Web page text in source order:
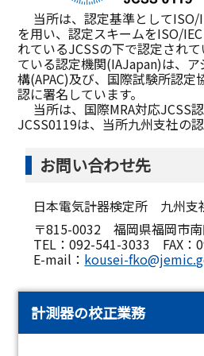
当所は、認定基準として
を用い、認定スキームをISO/
れているJCSSの下で認定され
ている認定機関(IAJapan)は、
構(APAC)及び、国際試験所認定
認に署名しています。
当所は、国際MRA対応JCSS
JCSS0119は、当所九州支社の認
お問い合わせ先
日本電気計器検定所 九州
〒815-0032 福岡県福岡市
TEL：092-541-3033 FAX：
E-mail： kousei-
計測器の校正業務